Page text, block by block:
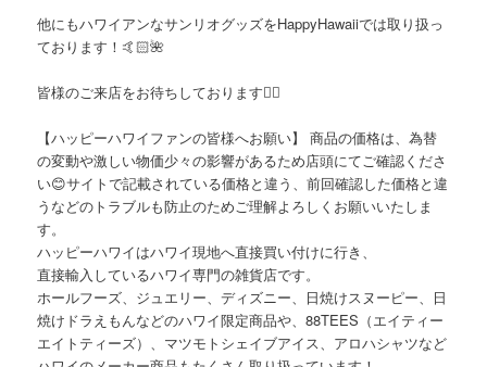
他にもハワイアンなサンリオグッズをHappyHawaiiでは取り扱っ
ております！🤙🏻🌺
皆様のご来店をお待ちしております🙇‍♀️
【ハッピーハワイファンの皆様へお願い】 商品の価格は、為替
の変動や激しい物価少々の影響があるため店頭にてご確認くださ
い😊サイトで記載されている価格と違う、前回確認した価格と違
うなどのトラブルも防止のためご理解よろしくお願いいたしま
す。
ハッピーハワイはハワイ現地へ直接買い付けに行き、
直接輸入しているハワイ専門の雑貨店です。
ホールフーズ、ジュエリー、ディズニー、日焼けスヌーピー、日
焼けドラえもんなどのハワイ限定商品や、88TEES（エイティー
エイトティーズ）、マツモトシェイブアイス、アロハシャツなど